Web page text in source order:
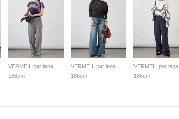
VERMEIL par iena
166cm
VERMEIL par iena
166cm
VERMEIL par iena
166cm